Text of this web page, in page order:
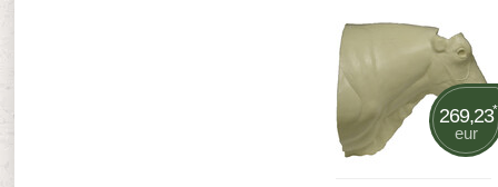
269,23*
eur